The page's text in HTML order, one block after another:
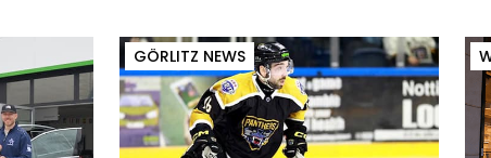
GÖRLITZ NEWS